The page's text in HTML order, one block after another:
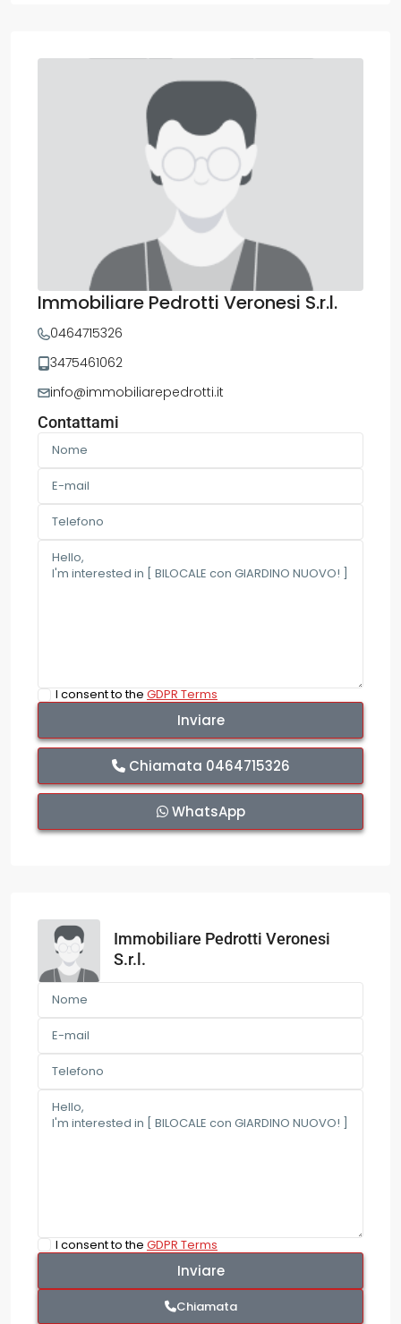
Immobiliare Pedrotti Veronesi S.r.l.
0464715326
3475461062
info@immobiliarepedrotti.it
Contattami
I consent to theGDPR Terms
Chiamata 0464715326
WhatsApp
Immobiliare Pedrotti Veronesi
S.r.l.
I consent to the GDPR Terms
Chiamata